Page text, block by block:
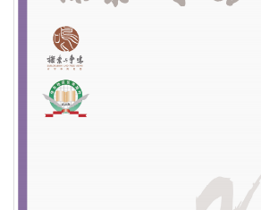
2024年度综合性人文社会科学最受
荣誉| 重磅发布！学术实力榜单出
料转载指数研究报告（2024年度）》
荣誉| 关于上海市模范集体、劳动模
拟表彰对象的公示！